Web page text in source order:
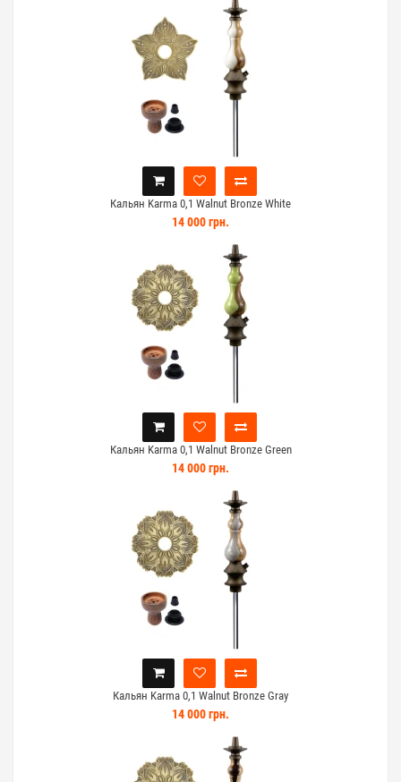
Кальян Karma 0,1 Walnut Bronze White
14 000 грн.
Кальян Karma 0,1 Walnut Bronze Green
14 000 грн.
Кальян Karma 0,1 Walnut Bronze Gray
14 000 грн.